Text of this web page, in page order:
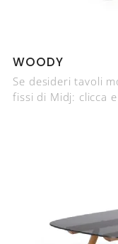
WOODY
Se desideri tavoli
fissi di Midj: clicca